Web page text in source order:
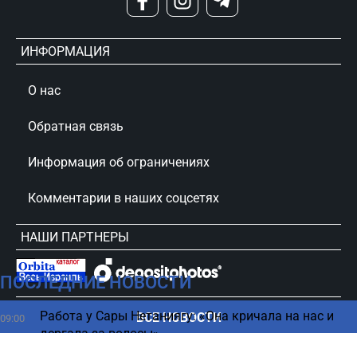
ПОСЛЕДНИЕ НОВОСТИ
09:00
Работа у Сары Нетаниягу: «Она кричала на нас и
дергала за волосы»
ВСЕ НОВОСТИ
ИНФОРМАЦИЯ
О нас
Обратная связь
Информация об ограничениях
Комментарии в наших соцсетях
НАШИ ПАРТНЕРЫ
сursorinfo.co.il © Все права защищены